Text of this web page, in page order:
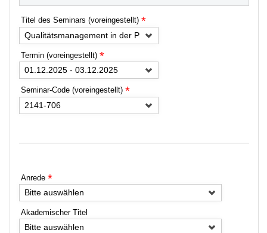
Titel des Seminars (voreingestellt) *
Qualitätsmanagement in der Praxis
Termin (voreingestellt) *
01.12.2025 - 03.12.2025
Seminar-Code (voreingestellt) *
2141-706
Anrede *
Bitte auswählen
Akademischer Titel
Bitte auswählen